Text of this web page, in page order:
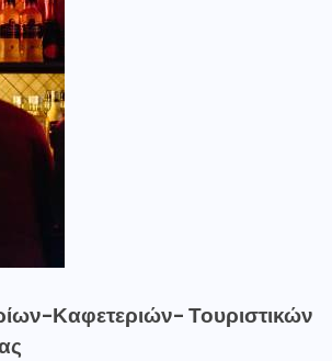
Καφετεριών- Τουριστικών